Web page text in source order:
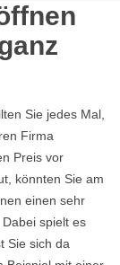
Sie jedes Mal,
Firma
Preis vor
könnten Sie am
einen sehr
spielt es
Sie sich da